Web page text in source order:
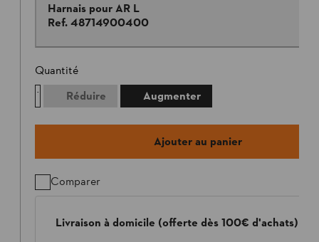
Harnais pour AR L
Ref. 48714900400
Quantité
Réduire
Augmenter
Ajouter au panier
Comparer
Livraison à domicile (offerte dès 100€ d'achats)